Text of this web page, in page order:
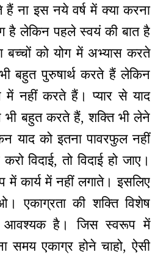
ना इस नये वर्ष में क्या करना
है लेकिन पहले स्वयं की बात है
बच्चों को योग में अभ्यास करते
बहुत पुरुषार्थ करते हैं लेकिन
नहीं करते हैं। प्यार से याद
बहुत करते हैं, शक्ति भी लेने
याद को इतना पावरफुल नहीं
विदाई, तो विदाई हो जाए।
में कार्य में नहीं लगाते। इसलिए
एकाग्रता की शक्ति विशेष
आवश्यक है। जिस स्वरूप में
समय एकाग्र होने चाहो, ऐसी